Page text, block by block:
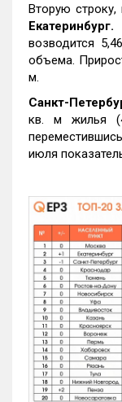
Вторую
Екатеринбург.
возводится
объема.
м.
Санкт-
кв. м жилья
июля